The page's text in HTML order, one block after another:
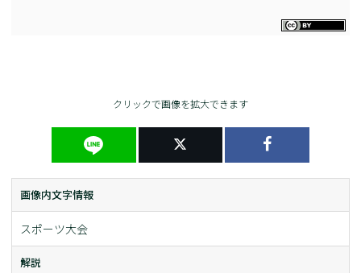
クリックで画像を拡大できます
画像内文字情報
スポーツ大会
解説